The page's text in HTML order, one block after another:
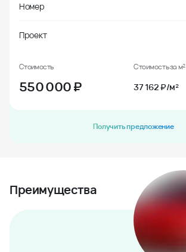
Номер
Проект
Стоимость
550 000₽
Стоимость за м²
37 162 ₽/м²
Получить предложение
Преимущества